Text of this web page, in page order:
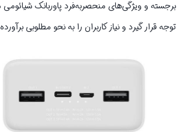
توجه قرار گیرد و نیاز کاربران را به نحو مطلوبی